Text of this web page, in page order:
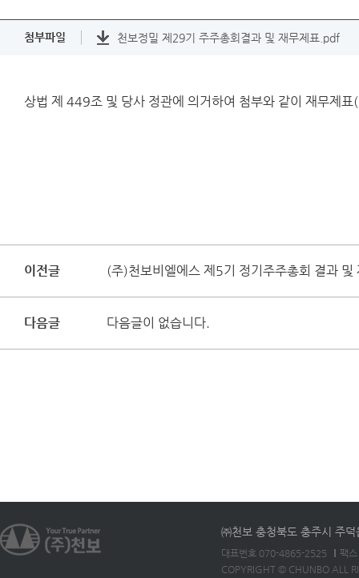
첨부파일 천보정밀 제29기 주주총회결과 및 재무제표.pdf
상법 제 449조 및 당사 정관에 의거하여 첨부와 같이 재무제
이전글 (주)천보비엘에스 제5기 정기주주총회 결과 및
다음글 다음글이 없습니다.
㈜천보 충청북도 충주시 주
대표번호 070-4865-2525
팩
COPYRIGHT © CHUNBO ALL